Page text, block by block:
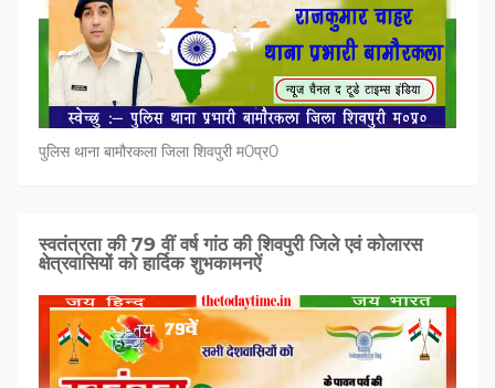
पुलिस थाना बामौरकला जिला शिवपुरी म0प्र0
स्वतंत्रता की 79 वीं वर्ष गांठ की शिवपुरी जिले एवं कोलारस
क्षेत्रवासियों को हार्दिक शुभकामनऐं